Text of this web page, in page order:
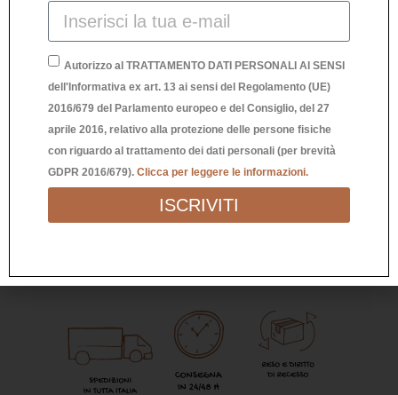
SCULTURA COPPIA CUORE ORO
45,00€
Autorizzo al TRATTAMENTO DATI PERSONALI AI SENSI
dell'Informativa ex art. 13 ai sensi del Regolamento (UE)
2016/679 del Parlamento europeo e del Consiglio, del 27
aprile 2016, relativo alla protezione delle persone fisiche
con riguardo al trattamento dei dati personali (per brevità
GDPR 2016/679). Clicca per leggere le informazioni.
ISCRIVITI